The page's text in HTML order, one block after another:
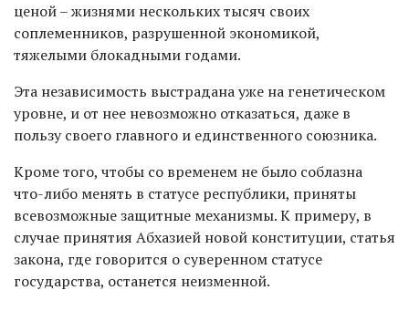
ценой – жизнями нескольких тысяч своих
соплеменников, разрушенной экономикой,
тяжелыми блокадными годами.
Эта независимость выстрадана уже на генетическом
уровне, и от нее невозможно отказаться, даже в
пользу своего главного и единственного союзника.
Кроме того, чтобы со временем не было соблазна
что-либо менять в статусе республики, приняты
всевозможные защитные механизмы. К примеру, в
случае принятия Абхазией новой конституции, статья
закона, где говорится о суверенном статусе
государства, останется неизменной.